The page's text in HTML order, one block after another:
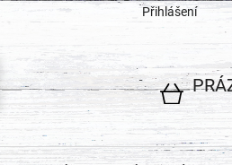
Přihlášení
NÁKUPNÍ
KOŠÍK